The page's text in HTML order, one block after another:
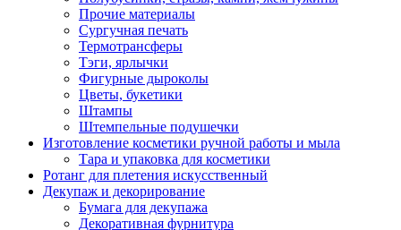
Прочие материалы
Сургучная печать
Термотрансферы
Тэги, ярлычки
Фигурные дыроколы
Цветы, букетики
Штампы
Штемпельные подушечки
Изготовление косметики ручной работы и мыла
Тара и упаковка для косметики
Ротанг для плетения искусственный
Декупаж и декорирование
Бумага для декупажа
Декоративная фурнитура